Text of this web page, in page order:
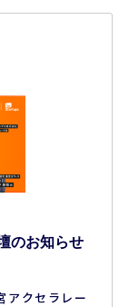
めご了承く
のお知らせ
アクセラレー